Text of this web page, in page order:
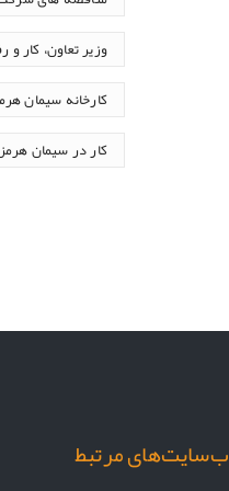
وزیر تعاون، کار و
کارخانه سیمان
کار در سیمان
مرتبط